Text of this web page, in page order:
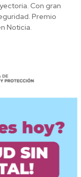
Con gran
Premio
Noticia.